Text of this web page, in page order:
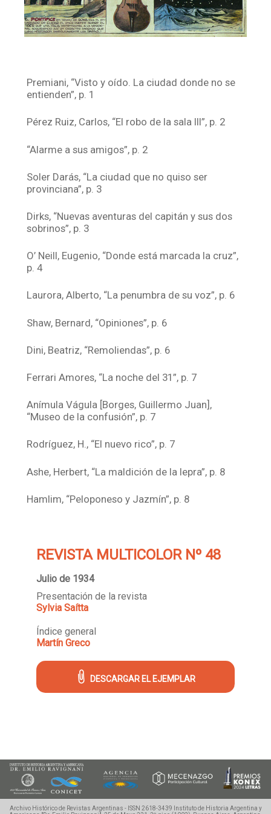
Premiani, “Visto y oído. La ciudad donde no se
entienden”, p. 1
Pérez Ruiz, Carlos, “El robo de la sala III”, p. 2
“Alarme a sus amigos”, p. 2
Soler Darás, “La ciudad que no quiso ser
provinciana”, p. 3
Dirks, “Nuevas aventuras del capitán y sus dos
sobrinos”, p. 3
O’ Neill, Eugenio, “Donde está marcada la cruz”,
p. 4
Laurora, Alberto, “La penumbra de su voz”, p. 6
Shaw, Bernard, “Opiniones”, p. 6
Dini, Beatriz, “Remoliendas”, p. 6
Ferrari Amores, “La noche del 31”, p. 7
Anímula Vágula [Borges, Guillermo Juan],
“Museo de la confusión”, p. 7
Rodríguez, H., “El nuevo rico”, p. 7
Ashe, Herbert, “La maldición de la lepra”, p. 8
Hamlim, “Peloponeso y Jazmín”, p. 8
REVISTA MULTICOLOR Nº 48
Julio de 1934
Presentación de la revista
Sylvia Saítta
Índice general
Martín Greco
DESCARGAR EL EJEMPLAR
Archivo Histórico de Revistas Argentinas - ISSN 2618-3439
Instituto de Historia Argentina y